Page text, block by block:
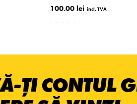
100.00 lei
ȚI CONTUL